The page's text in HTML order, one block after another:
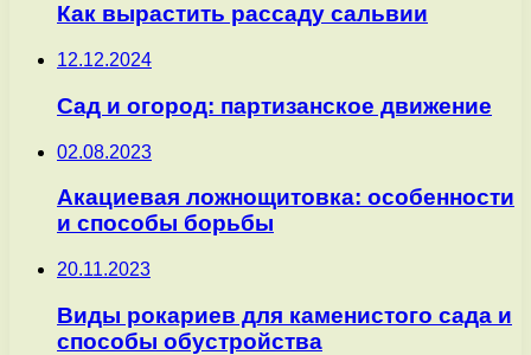
Как вырастить рассаду сальвии
12.12.2024
Сад и огород: партизанское движение
02.08.2023
Акациевая ложнощитовка: особенности
и способы борьбы
20.11.2023
Виды рокариев для каменистого сада и
способы обустройства